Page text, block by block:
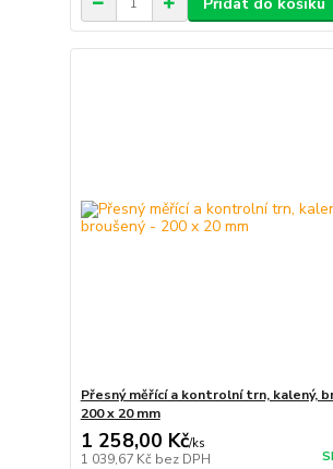
Přesný měřící a kontrolní trn, kalený,
200 x 20 mm
1 258,00 Kč/ks
1 039,67 Kč bez DPH